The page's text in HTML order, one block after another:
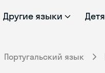
Другие языки
Португальский язык